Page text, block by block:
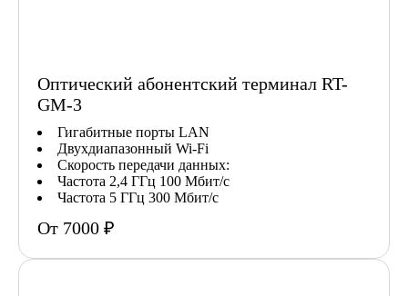
Оптический абонентский терминал RT-
GM-3
Гигабитные порты LAN
Двухдиапазонный Wi-Fi
Скорость передачи данных:
Частота 2,4 ГГц 100 Мбит/с
Частота 5 ГГц 300 Мбит/с
От 7000 ₽